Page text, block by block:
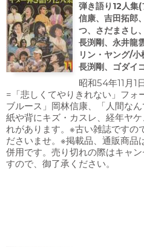
弾き語り12人集
信康、吉田拓郎
つ、さだまさし
長渕剛、永井龍
リン・ヤング/小
長渕剛、ゴダイ
昭和54年11月1
=「悲しくてやりきれない」フォ
ブルース」岡林信康、「人間な
紙や背にキズ・カスレ、経年ヤ
れがあります。※古い雑誌ですの
ださいませ。※掲載品、通販商品
併用です。売り切れの際はキャ
すので、御了承ください。